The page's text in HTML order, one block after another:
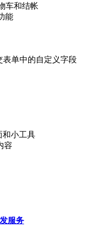
车和结帐
能
单中的自定义字段
和小工具
容
服务